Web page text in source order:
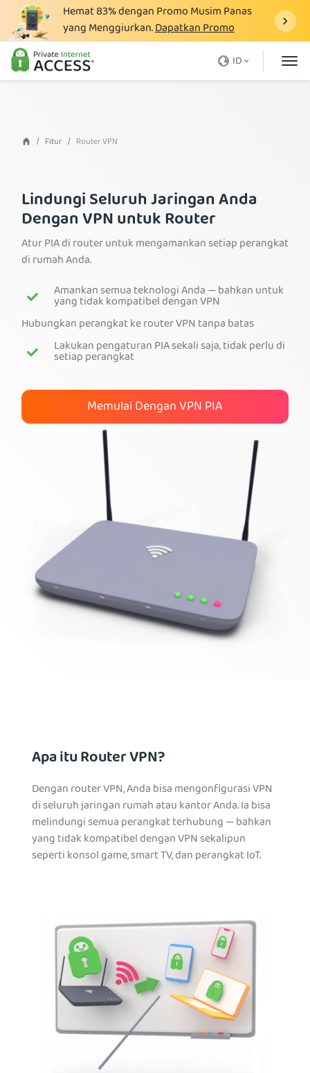
Hemat83%dengan Promo Musim Panas
yang Menggiurkan.Dapatkan Promo
ID
Apa itu VPN
Mengapa harus PIA
Manfaat VPN
VPN Server
Blog
Dukungan
Dapatkan VPN PIA
Fitur Router VPN
Lindungi Seluruh Jaringan Anda
Dengan VPN untuk Router
Atur PIA di router untuk mengamankan setiap perangkat
di rumah Anda.
Amankan semua teknologi Anda — bahkan untuk
yang tidak kompatibel dengan VPN
Hubungkan perangkat ke router VPN tanpa batas
Lakukan pengaturan PIA sekali saja, tidak perlu di
setiap perangkat
Memulai Dengan VPN PIA
Apa itu Router VPN?
Dengan router VPN, Anda bisa mengonfigurasi VPN
di seluruh jaringan rumah atau kantor Anda. Ia bisa
melindungi semua perangkat terhubung — bahkan
yang tidak kompatibel dengan VPN sekalipun
seperti konsol game, smart TV, dan perangkat IoT.